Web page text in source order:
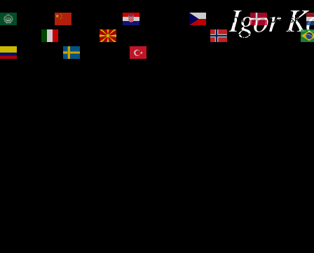
Igor
Čeština‎
Dansk
Norsk bokmål